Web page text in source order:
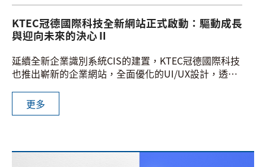
KTEC冠德國際科技全新網站正式啟動：驅動成長
與迎向未來的決心Ⅱ
延續全新企業識別系統CIS的建置，KTEC冠德國際科技
也推出嶄新的企業網站，全面優化的UI/UX設計，透過
KTEC冠德國際科技帶來更好的使用者體驗，也呼應我
們對產品品質的追求與建構良好合作體驗的承諾。
更多